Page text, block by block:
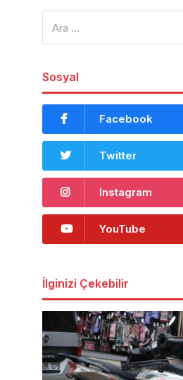
Sosyal
Facebook
Twitter
Instagram
YouTube
İlginizi Çekebilir